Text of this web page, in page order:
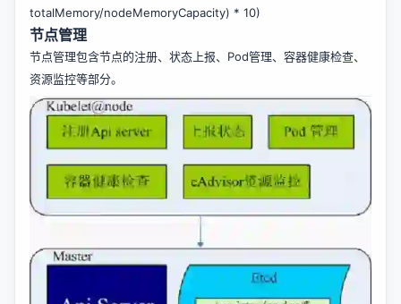
totalMemory/nodeMemoryCapacity) * 10)
节点管理
节点管理包含节点的注册、状态上报、Pod管理、容器健康检查、
资源监控等部分。